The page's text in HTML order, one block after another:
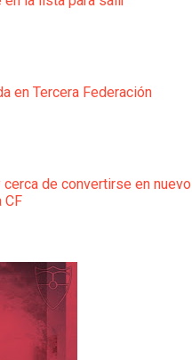
en Tercera Federación
de convertirse en nuevo
CF